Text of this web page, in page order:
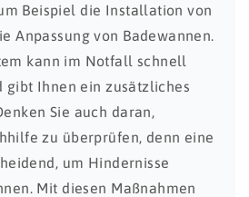
Beispiel die Installation von
Anpassung von Badewannen.
kann im Notfall schnell
Ihnen ein zusätzliches
Sie auch daran,
zu überprüfen, denn eine
um Hindernisse
Mit diesen Maßnahmen